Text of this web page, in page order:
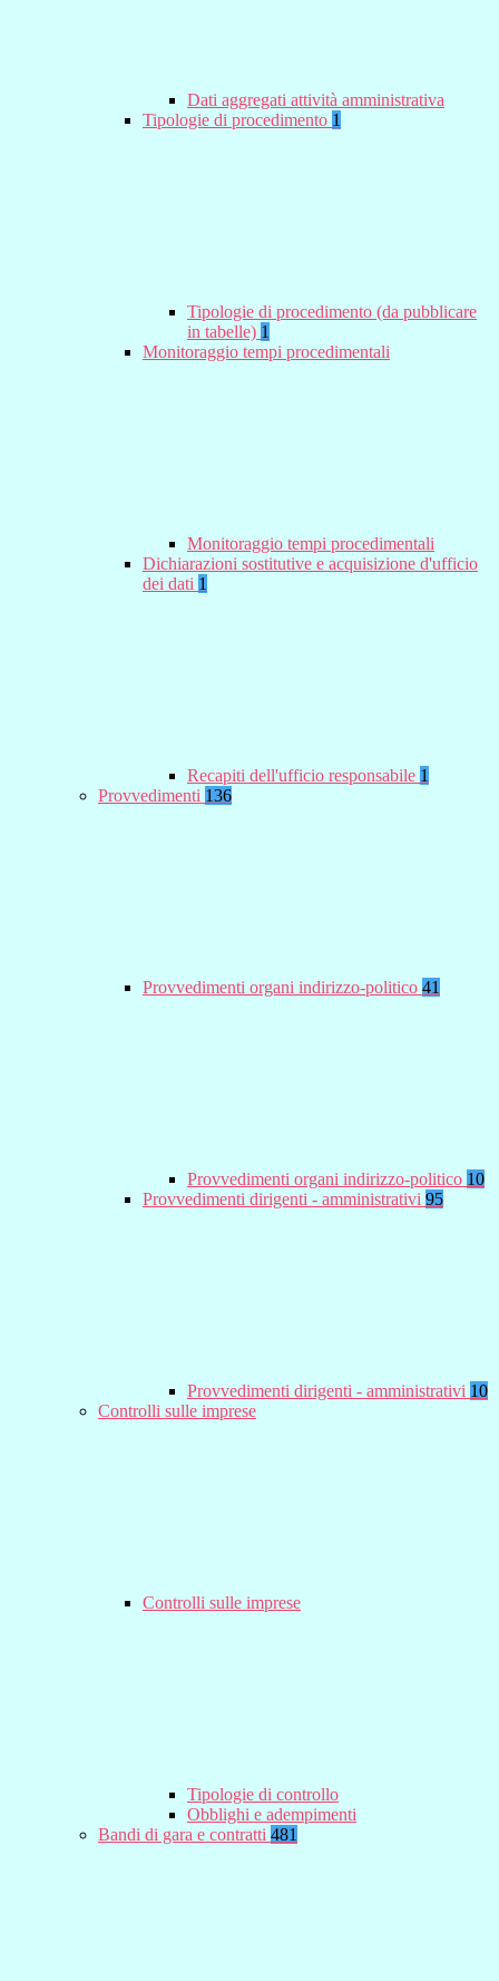
Dati aggregati attività amministrativa
Tipologie di procedimento 1
Tipologie di procedimento (da pubblicare
in tabelle) 1
Monitoraggio tempi procedimentali
Monitoraggio tempi procedimentali
Dichiarazioni sostitutive e acquisizione d'ufficio
dei dati 1
Recapiti dell'ufficio responsabile 1
Provvedimenti 136
Provvedimenti organi indirizzo-politico 41
Provvedimenti organi indirizzo-politico 10
Provvedimenti dirigenti - amministrativi 95
Provvedimenti dirigenti - amministrativi 10
Controlli sulle imprese
Controlli sulle imprese
Tipologie di controllo
Obblighi e adempimenti
Bandi di gara e contratti 481